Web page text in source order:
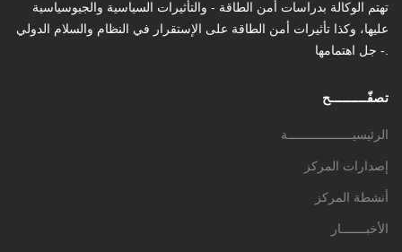
تهتم الوكالة بدراسات أمن الطاقة - والتأثیرات السیاسیة والجیوسیاسیة
عليها، وكذا تأثیرات أمن الطاقة على الإستقرار في النظام والسلام الدولي
- جل اهتمامها.
تصفّـــــــــح
الرئيسيــــــــــــــــــة
إصدارات المركز
أنشطة المركز
الأخبـــــــار